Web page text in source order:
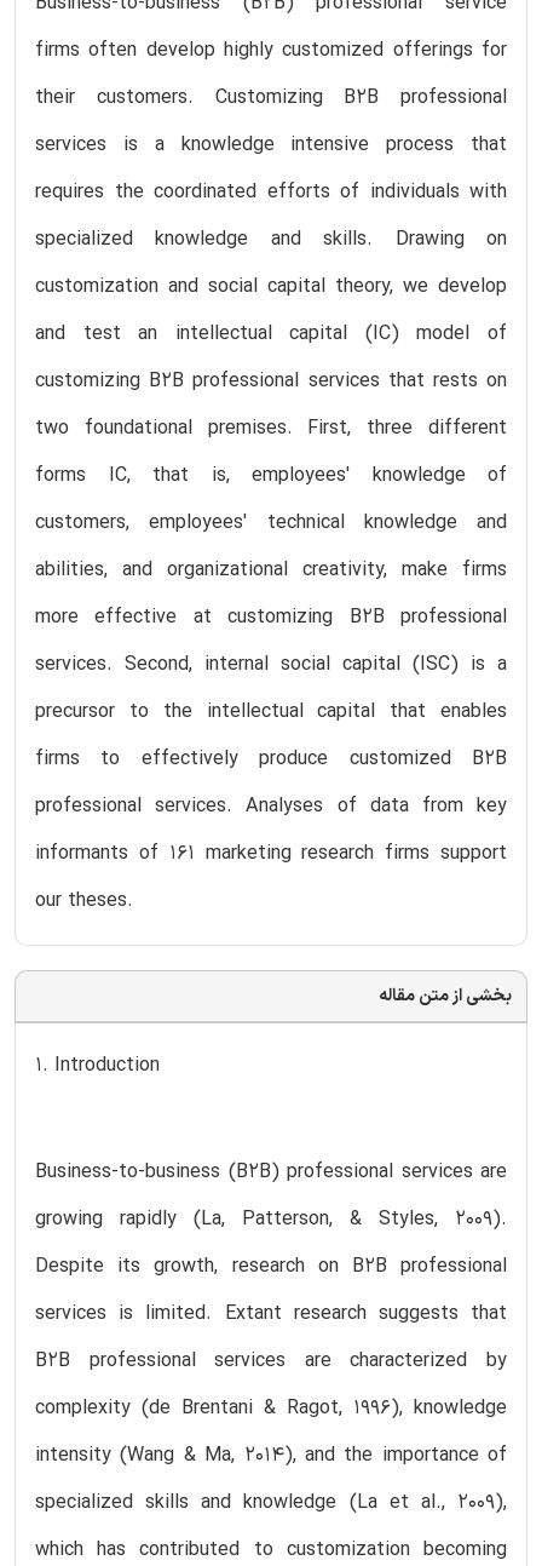
firms often develop highly customized offerings for
their customers. Customizing B2B professional
services is a knowledge intensive process that
requires the coordinated efforts of individuals with
specialized knowledge and skills. Drawing on
customization and social capital theory, we develop
and test an intellectual capital (IC) model of
customizing B2B professional services that rests on
two foundational premises. First, three different
forms IC, that is, employees' knowledge of
customers, employees' technical knowledge and
abilities, and organizational creativity, make firms
more effective at customizing B2B professional
services. Second, internal social capital (ISC) is a
precursor to the intellectual capital that enables
firms to effectively produce customized B2B
professional services. Analyses of data from key
informants of 161 marketing research firms support
our theses.
بخشی از متن مقاله
1. Introduction
Business-to-business (B2B) professional services are
growing rapidly (La, Patterson, & Styles, 2009).
Despite its growth, research on B2B professional
services is limited. Extant research suggests that
B2B professional services are characterized by
complexity (de Brentani & Ragot, 1996), knowledge
intensity (Wang & Ma, 2014), and the importance of
specialized skills and knowledge (La et al., 2009),
which has contributed to customization becoming